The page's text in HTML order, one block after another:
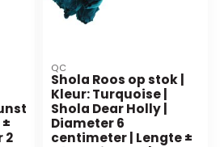
2
QC
Shola Roos op stok |
Kleur: Turquoise |
Shola Dear Holly |
Diameter 6
centimeter | Lengte ±